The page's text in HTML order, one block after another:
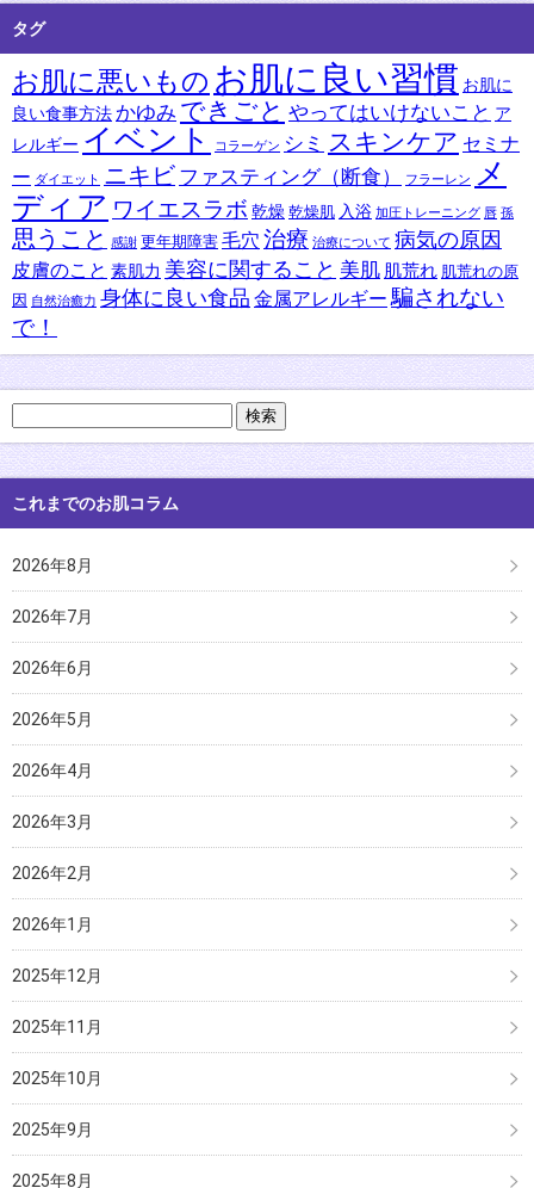
タグ
お肌に悪いもの お肌に良い習慣 お肌に
良い食事方法 かゆみ できごと やってはいけないこと ア
レルギー イベント コラーゲン シミ スキンケア セミナ
ー ダイエット ニキビ ファスティング（断食） フラーレン メ
ディア ワイエスラボ 乾燥 乾燥肌 入浴 加圧トレーニング 唇 孫
思うこと 感謝 更年期障害 毛穴 治療 治療について 病気の原因
皮膚のこと 素肌力 美容に関すること 美肌 肌荒れ 肌荒れの原
因 自然治癒力 身体に良い食品 金属アレルギー 騙されない
で！
索:
これまでのお肌コラム
2026年8月
2026年7月
2026年6月
2026年5月
2026年4月
2026年3月
2026年2月
2026年1月
2025年12月
2025年11月
2025年10月
2025年9月
2025年8月